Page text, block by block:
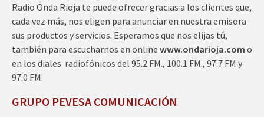
Radio Onda Rioja te puede ofrecer gracias a los clientes que,
cada vez más, nos eligen para anunciar en nuestra emisora
sus productos y servicios. Esperamos que nos elijas tú,
también para escucharnos en online www.ondarioja.com o
en los diales radiofónicos del 95.2 FM., 100.1 FM., 97.7 FM y
97.0 FM.
GRUPO PEVESA COMUNICACIÓN